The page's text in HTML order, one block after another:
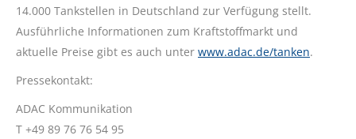
14.000 Tankstellen in Deutschland zur Verfügung stellt.
Ausführliche Informationen zum Kraftstoffmarkt und
aktuelle Preise gibt es auch unter www.adac.de/tanken.
Pressekontakt:
ADAC Kommunikation
T +49 89 76 76 54 95